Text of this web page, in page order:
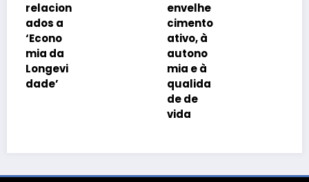
envelhe
cimento
qualida